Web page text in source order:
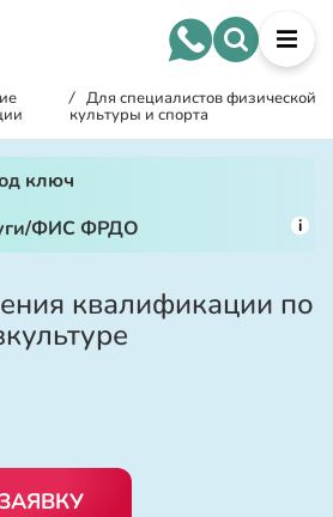
/ Для специалистов физической
культуры и спорта
ключ
ФИС ФРДО
i
квалификации по